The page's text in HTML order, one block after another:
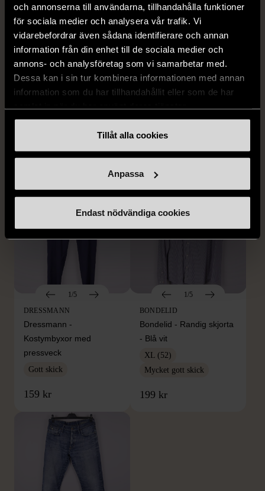
och annonserna till användarna, tillhandahålla funktioner
för sociala medier och analysera vår trafik. Vi
vidarebefordrar även sådana identifierare och annan
information från din enhet till de sociala medier och
annons- och analysföretag som vi samarbetar med.
Dessa kan i sin tur kombinera informationen med annan
information som du har tillhandahållit eller som de har
Tillåt alla cookies
Anpassa
Endast nödvändiga cookies
1/5
BY TEESHOPPEN
mörkblå kostym
Nytt skick
399 kr
HILDITCH & KEY
med bröstficka
Mycket gott skick
399 kr
1/5
DRESSMANN
Dressmann -
Kostymbyxor med
pressveck
Gott skick
159 kr
1/5
BONDELID
Bondelid - Randig skjorta
- Blå vit
XL (52)
Mycket gott skick
199 kr